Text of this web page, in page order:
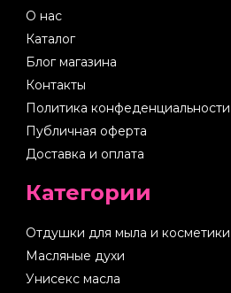
О нас
Каталог
Блог магазина
Контакты
Политика конфеденциальности
Публичная оферта
Доставка и оплата
Категории
Отдушки для мыла и косметики
Масляные духи
Унисекс масла